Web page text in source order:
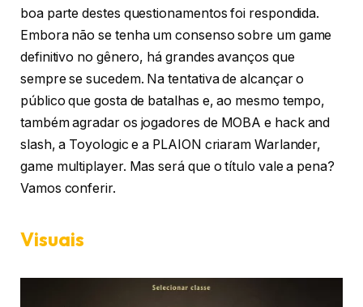
boa parte destes questionamentos foi respondida.
Embora não se tenha um consenso sobre um game
definitivo no gênero, há grandes avanços que
sempre se sucedem. Na tentativa de alcançar o
público que gosta de batalhas e, ao mesmo tempo,
também agradar os jogadores de MOBA e hack and
slash, a Toyologic e a PLAION criaram Warlander,
game multiplayer. Mas será que o título vale a pena?
Vamos conferir.
Visuais